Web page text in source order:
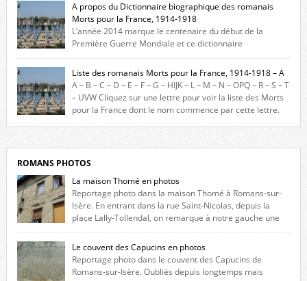
A propos du Dictionnaire biographique des romanais
Morts pour la France, 1914-1918
L’année 2014 marque le centenaire du début de la
Première Guerre Mondiale et ce dictionnaire
biographique veut rendre hommage aux romanais Morts pour la
France durant ce conflit. La base de cette recherche historique est
constituée des noms gravés sur les plaques commémoratives de
l’Hôtel de Ville, du lycée du Dauphiné et du lycée Triboulet, […]
Liste des romanais Morts pour la France, 1914-1918 – A
A – B – C – D – E – F – G – HIJK – L – M – N – OPQ – R – S – T
– UVW Cliquez sur une lettre pour voir la liste des Morts
pour la France dont le nom commence par cette lettre.
ROMANS PHOTOS
La maison Thomé en photos
Reportage photo dans la maison Thomé à Romans-sur-
Isère. En entrant dans la rue Saint-Nicolas, depuis la
place Lally-Tollendal, on remarque à notre gauche une
maison construite au XVIè siècle. Les deux façades sont ornées de
fenêtres jumelles à meneaux. Entre ces deux étages, on peut voir une
niche qui contient une statue de la Vierge. […]
Le couvent des Capucins en photos
Reportage photo dans le couvent des Capucins de
Romans-sur-Isère. Oubliés depuis longtemps mais